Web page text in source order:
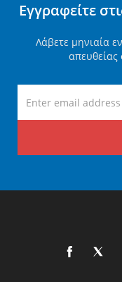
Εγγραφείτε
Λάβετε μηνιαία
απευθείας